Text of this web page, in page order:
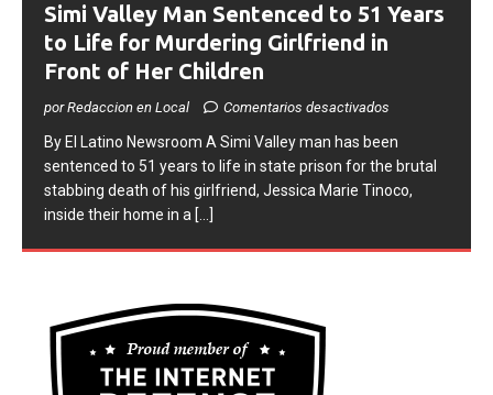
Simi Valley Man Sentenced to 51 Years
to Life for Murdering Girlfriend in
Front of Her Children
por Redaccion en Local Comentarios desactivados
​By El Latino Newsroom ​A Simi Valley man has been
sentenced to 51 years to life in state prison for the brutal
stabbing death of his girlfriend, Jessica Marie Tinoco,
inside their home in a [...]